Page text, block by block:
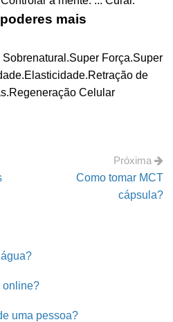
mais
Força.Super
de
Celular
Próxima
Como tomar MCT
cápsula?
online?
uma pessoa?